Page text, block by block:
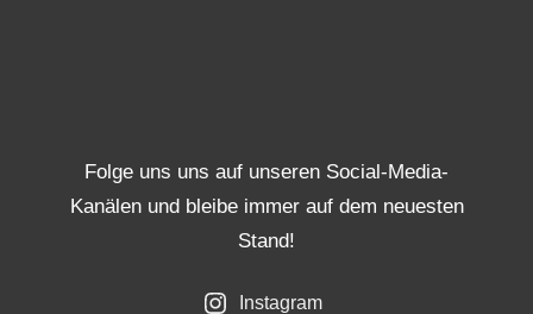
Folge uns uns auf unseren Social-Media-
Kanälen und bleibe immer auf dem neuesten
Stand!
Instagram